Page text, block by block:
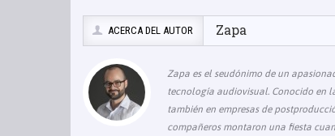
ACERCA DEL AUTOR Zapa
Zapa es el seudónimo de un
tecnología audiovisual. Conocido en
también en empresas de
compañeros montaron una fiesta